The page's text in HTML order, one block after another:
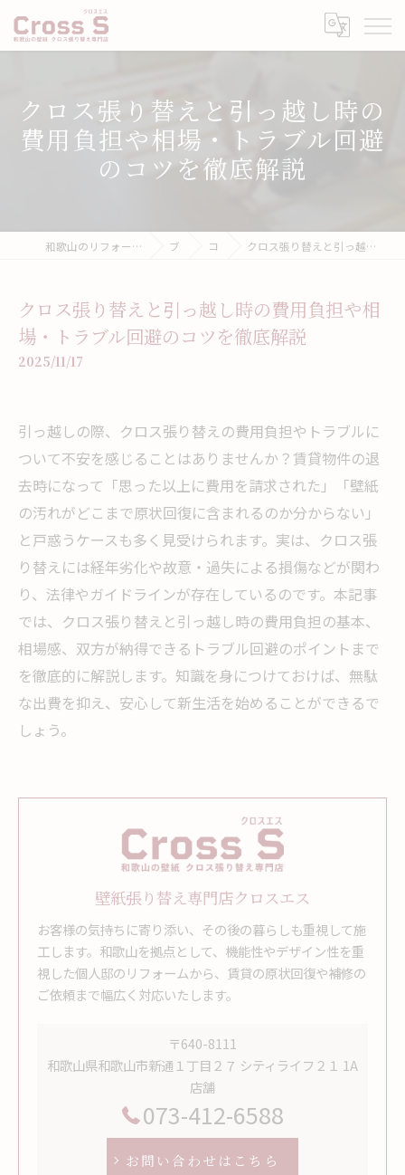
クロス張り替えと引っ越し時の
費用負担や相場・トラブル回避
のコツを徹底解説
和歌山のリフォームなら壁紙張り替え専門店クロスエス ブログ コラム クロス張り替えと引っ越し時の費用負担や相場・トラブル回避のコツを徹底解説
クロス張り替えと引っ越し時の費用負担や相
場・トラブル回避のコツを徹底解説
2025/11/17
引っ越しの際、クロス張り替えの費用負担やトラブルに
ついて不安を感じることはありませんか？賃貸物件の退
去時になって「思った以上に費用を請求された」「壁紙
の汚れがどこまで原状回復に含まれるのか分からない」
と戸惑うケースも多く見受けられます。実は、クロス張
り替えには経年劣化や故意・過失による損傷などが関わ
り、法律やガイドラインが存在しているのです。本記事
では、クロス張り替えと引っ越し時の費用負担の基本、
相場感、双方が納得できるトラブル回避のポイントまで
を徹底的に解説します。知識を身につけておけば、無駄
な出費を抑え、安心して新生活を始めることができるで
しょう。
壁紙張り替え専門店クロスエス
お客様の気持ちに寄り添い、その後の暮らしも重視して施
工します。和歌山を拠点として、機能性やデザイン性を重
視した個人邸のリフォームから、賃貸の原状回復や補修の
ご依頼まで幅広く対応いたします。
〒640-8111
和歌山県和歌山市新通１丁目２７ シティライフ２１ 1A
店舗
073-412-6588
お問い合わせはこちら